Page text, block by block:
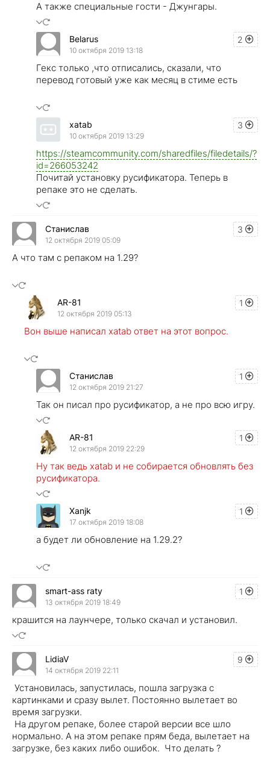
А также специальные гости - Джунгары.
2
Belarus
10 октября 2019 13:18
Гекс только ,что отписались, сказали, что
перевод готовый уже как месяц в стиме есть
3
xatab
10 октября 2019 13:29
https://steamcommunity.com/sharedfiles/filedetails/?
id=266053242
Почитай установку русификатора. Теперь в
репаке это не сделать.
3
Стaниcлав
12 октября 2019 05:09
А что там с репаком на 1.29?
1
AR-81
12 октября 2019 05:13
Вон выше написал xatab ответ на этот вопрос.
1
Стaниcлав
12 октября 2019 21:27
Так он писал про русификатор, а не про всю игру.
1
AR-81
12 октября 2019 22:29
Ну так ведь xatab и не собирается обновлять без
русификатора.
1
Xanjk
17 октября 2019 18:08
a будет ли обновление на 1.29.2?
1
smart-ass raty
13 октября 2019 18:49
крашится на лаунчере, только скачал и установил.
9
LidiaV
14 октября 2019 22:11
Установилась, запустилась, пошла загрузка с
картинками и сразу вылет. Постоянно вылетает во
время загрузки.
На другом репаке, более старой версии все шло
нормально. А на этом репаке прям беда, вылетает на
загрузке, без каких либо ошибок. Что делать ?